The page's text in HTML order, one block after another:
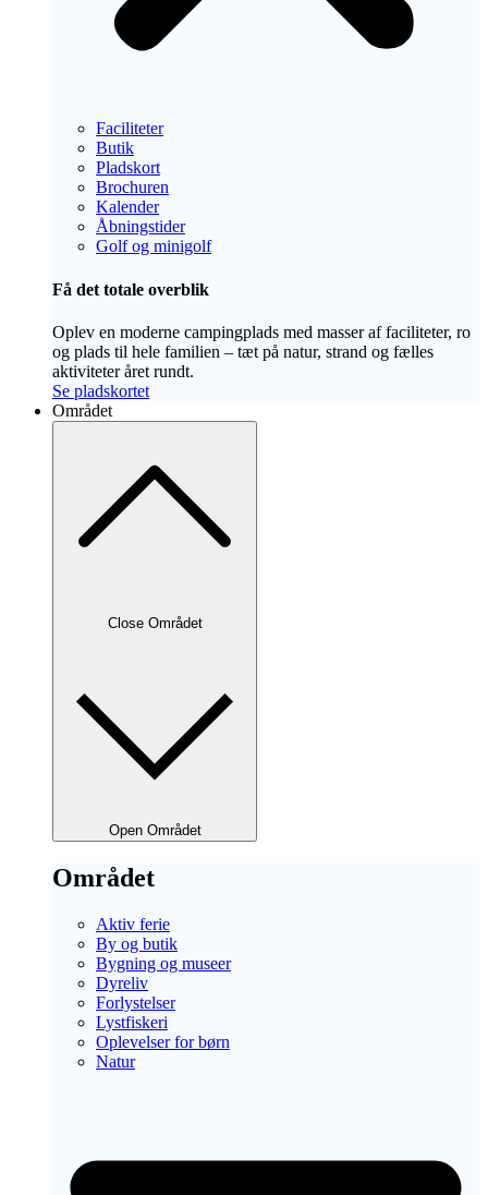
Faciliteter
Butik
Pladskort
Brochuren
Kalender
Åbningstider
Golf og minigolf
Få det totale overblik
Oplev en moderne campingplads med masser af faciliteter, ro
og plads til hele familien – tæt på natur, strand og fælles
aktiviteter året rundt.
Se pladskortet
Området
Close Området
Open Området
Området
Aktiv ferie
By og butik
Bygning og museer
Dyreliv
Forlystelser
Lystfiskeri
Oplevelser for børn
Natur